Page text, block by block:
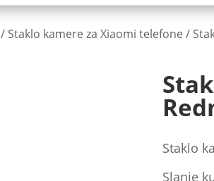
/ Staklo kamere za Xiaomi telefone /
Staklo
Slanje